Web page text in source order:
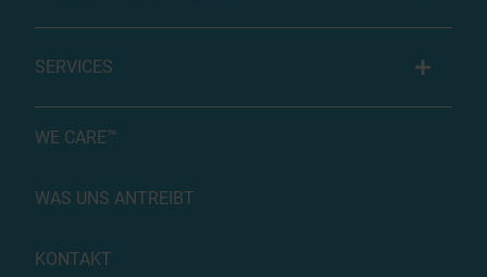
SERVICES
WE CARE™
WAS UNS ANTREIBT
KONTAKT